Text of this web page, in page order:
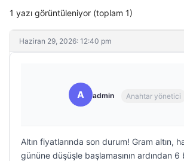
1 yazı görüntüleniyor (toplam 1)
Haziran 29, 2026: 12:40 pm
A admin Anahtar yönetici
Altın fiyatlarında son durum! Gram altın,
gününe düşüşle başlamasının ardından